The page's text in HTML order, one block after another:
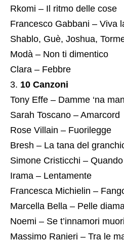
Rkomi – Il ritmo delle cose
Francesco Gabbani – Viva
Shablo, Guè, Joshua,
Modà – Non ti dimentico
Clara – Febbre
10 Canzoni
Tony Effe – Damme ‘na
Sarah Toscano – Amarcord
Rose Villain – Fuorilegge
Bresh – La tana del
Simone Cristicchi –
Irama – Lentamente
Francesca Michielin –
Marcella Bella – Pelle
Noemi – Se t’innamori muori
Massimo Ranieri – Tra le